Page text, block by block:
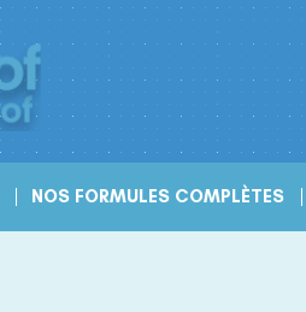
NOS FORMULES COMPLÈTES